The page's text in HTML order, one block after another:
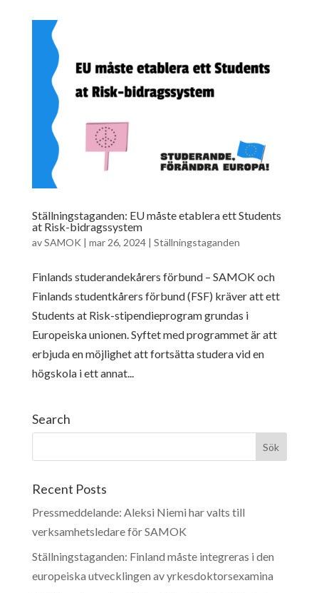
Ställningstaganden: EU måste etablera ett Students
at Risk-bidragssystem
avSAMOK | mar 26, 2024| Ställningstaganden
Finlands studerandekårers förbund – SAMOK och
Finlands studentkårers förbund (FSF) kräver att ett
Students at Risk-stipendieprogram grundas i
Europeiska unionen. Syftet med programmet är att
erbjuda en möjlighet att fortsätta studera vid en
högskola i ett annat...
Search
Recent Posts
Pressmeddelande: Aleksi Niemi har valts till
verksamhetsledare för SAMOK
Ställningstaganden: Finland måste integreras i den
europeiska utvecklingen av yrkesdoktorsexamina